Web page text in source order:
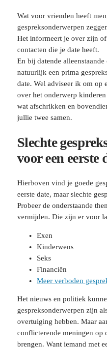
Wat voor vrienden heeft
gespreksonderwerpen
Het informeert je over zijn
contacten die je date heeft.
En bij datende
natuurlijk een prima
date. Wel adviseer ik om op
over het onderwerp
wat afschrikken en
jullie twee samen.
Slechte
voor een eerste
Hierboven vind je goede
eerste date, maar slechte
Probeer de onderstaande
vermijden. Die zijn er voor
Exen
Kinderwens
Seks
Financiën
Meer verboden
Het nieuws en politiek
gespreksonderwerpen zijn
overtuiging hebben. Maar
conflicterende meningen
brengen. Want iemand met